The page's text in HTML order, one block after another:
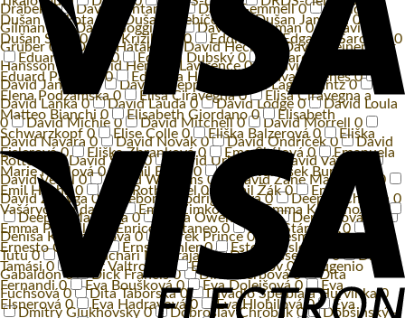
Drábek 0 David Fontana David Gemmell0
David
Gilman
David Goggins David Grossman0
David
Gruber0 David Haták David Hecl
David Heinemeier
Hansson
David Herbert Lawrence0 David Hidden
David Jan Žák
0 David Koepp David Lagercrantz0
David Laňka0 David Lauda0 David Lodge 0
David Loula
0
David Michie0 David Mitchell0 David Morrell 0
David Návara0 David Novák0 David Ondříček0
David
Rotter
David Šenk 0 David Urban David Vávra
David Vencl0 David Walliams0 David Zane Mairowitz
0
David Zonyga0 Deborah Rodriguezová0 Deepak Chopra0
Deepak Malhotra0 Delia Owensová Denis Kováč
Denisa Kirschnerová0 Derek Prince0
Desmond Mpilo
Tutu0 Dharmachari Nagaraja Dian Fosseyová0
Diana
Gabaldon0 Dick Francis0 Dina Štěrbová0
Dita
Fuchsová0 Dita Táborská0 Divadlo Spejbla a Hurvínka 0
Dmitry Glukhovsky0 Dobroslav Chrobák0
Dobšinský -
Dušan Cinkota
Dušan Hřebíček Dušan Jamrich0
Dušan Sitek0 E. Krížiková 0 Eddica Edgardo Saronne0
Eduard Cupák 0 Eduard Dubský 0 Eduard Kohout
Eduard Pavlíček0 Eduarda Hakena Edvard Beneš0
Elena Podzámska0 Elisa Ciravegna0
Elisa Ciravegna a
Matteo Bianchi 0 Elisabeth Giordano0
Elisabeth
Schwarzkopf 0 Elise Colle 0 Eliška Balzerová0
Eliška
Eislerová0 Eliška Zbranková0 Ema Skálová0
Emanuela
Marie Máslová0 Emil Bolek0 Emil František Burian
Emil Hácha0 Emil Rothermel0 Emil Žák0
Emília
Vašáryová a další
Emília Zimková Emma Kovárnová
Emma Powell
Enrico Cattaneo0 Erika Stárková0
Ernesto Čekan
Ernst Kahler0 Ester Geislerová
Tamási0 Ester Valtrová Eugen Jegorov0
Eugenio
Fernandi0 Eva Boušková0 Eva Dolejšová0
Eva
Elsnerová 0 Eva Hadravová 0 Eva Hlobilová 0
Eva